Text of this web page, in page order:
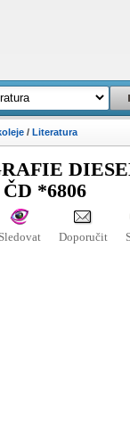
/ Literatura
*6806
Sledovat Doporučit